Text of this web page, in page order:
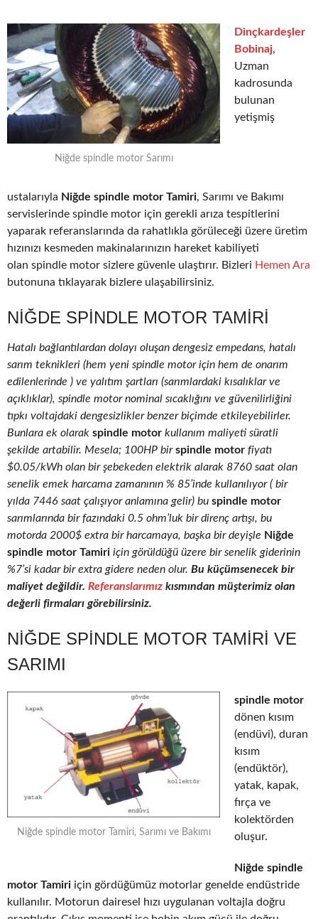
Niğde spindle motor Sarımı
Dinçkardeşler
Bobinaj,
Uzman
kadrosunda
bulunan
yetişmiş
ustalarıyla Niğde spindle motor Tamiri, Sarımı ve Bakımı
servislerinde spindle motor için gerekli arıza tespitlerini
yaparak referanslarında da rahatlıkla görüleceği üzere üretim
hızınızı kesmeden makinalarınızın hareket kabiliyeti
olan spindle motor sizlere güvenle ulaştırır. Bizleri Hemen Ara
butonuna tıklayarak bizlere ulaşabilirsiniz.
NIĞDE SPINDLE MOTOR TAMIRI
Hatalı bağlantılardan dolayı oluşan dengesiz empedans, hatalı
sarım teknikleri (hem yeni spindle motor için hem de onarım
edilenlerinde ) ve yalıtım şartları (sarımlardaki kısalıklar ve
açıklıklar), spindle motor nominal sıcaklığını ve güvenilirliğini
tıpkı voltajdaki dengesizlikler benzer biçimde etkileyebilirler.
Bunlara ek olarak spindle motor kullanım maliyeti süratli
şekilde artabilir. Mesela; 100HP birspindle motor fiyatı
$0.05/kWh olan bir şebekeden elektrik alarak 8760 saat olan
senelik emek harcama zamanının % 85’inde kullanılıyor ( bir
yılda 7446 saat çalışıyor anlamına gelir) bu spindle motor
sarımlarında bir fazındaki 0.5 ohm’luk bir direnç artışı, bu
motorda 2000$ extra bir harcamaya, başka bir deyişle Niğde
spindle motor Tamiri için görüldüğü üzere bir senelik giderinin
%7’si kadar bir extra gidere neden olur. Bu küçümsenecek bir
maliyet değildir. Referanslarımız kısmından müşterimiz olan
değerli firmaları görebilirsiniz.
NIĞDE SPINDLE MOTOR TAMIRI VE
SARIMI
Niğde spindle motor Tamiri, Sarımı ve Bakımı
spindle motor
dönen kısım
(endüvi), duran
kısım
(endüktör),
yatak, kapak,
fırça ve
kolektörden
oluşur.
Niğde spindle
motor Tamiri için gördüğümüz motorlar genelde endüstride
kullanılır. Motorun dairesel hızı uygulanan voltajla doğru